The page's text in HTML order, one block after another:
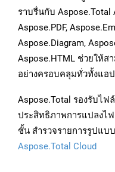
ราบรื่นกับ Aspose.Total
Aspose.PDF,
Aspose.Diagram,
Aspose.HTML ช่วยให้
อย่างครอบคลุมทั่วทั้งแอ
Aspose.Total รองรับไฟ
ประสิทธิภาพการแปลงไ
ชั้น สำรวจรายการรูปแ
Aspose.Total Cloud